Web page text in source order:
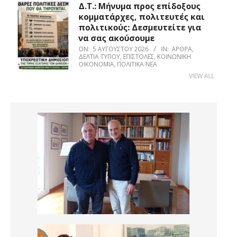
Δ.Τ.: Μήνυμα προς επίδοξους
κομματάρχες, πολιτευτές και
πολιτικούς: Δεσμευτείτε για
να σας ακούσουμε
ON: 5 ΑΥΓΟΎΣΤΟΥ 2026 IN: ΆΡΘΡΑ,
ΔΕΛΤΊΑ ΤΎΠΟΥ, ΕΠΙΣΤΟΛΈΣ, ΚΟΙΝΩΝΙΚΉ
ΟΙΚΟΝΟΜΊΑ, ΠΟΛΙΤΙΚΆ ΝΈΑ
VIEW ALL